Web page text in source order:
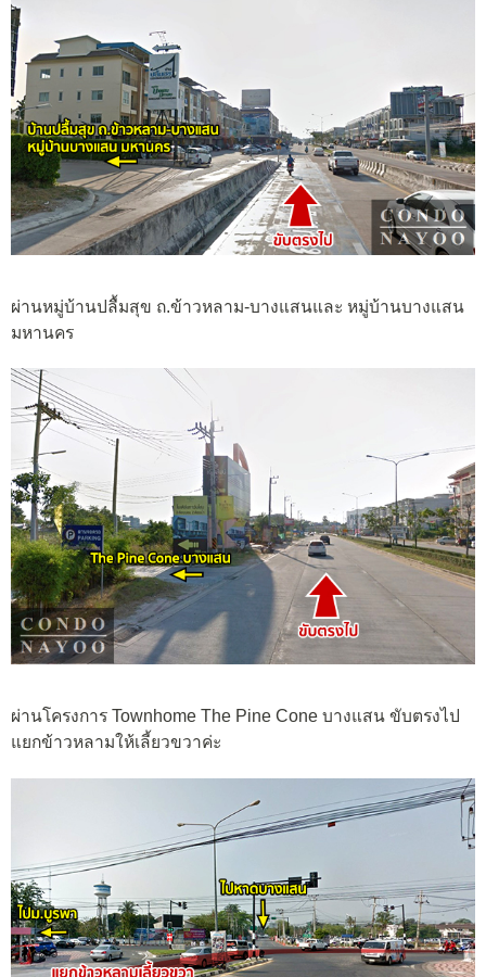
ผ่านหมู่บ้านปลื้มสุข ถ.ข้าวหลาม-บางแสนและ หมู่บ้านบางแสน
มหานคร
ผ่านโครงการ Townhome The Pine Cone บางแสน ขับตรงไป
แยกข้าวหลามให้เลี้ยวขวาค่ะ